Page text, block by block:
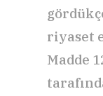
riyaset
Madde